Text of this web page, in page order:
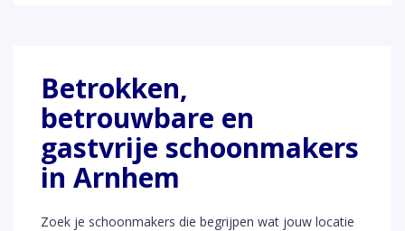
Betrokken,
betrouwbare en
gastvrije schoonmakers
in Arnhem
Zoek je schoonmakers die begrijpen wat jouw locatie